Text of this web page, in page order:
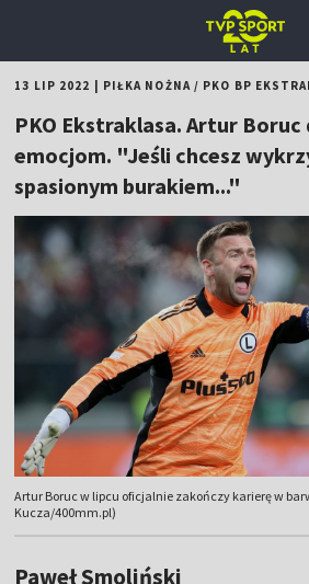
13 LIP 2022 PIŁKA NOŻNA/ PKO BP
PKO Ekstraklasa. Artur Boruc
emocjom. "Jeśli chcesz
spasionym burakiem..."
Artur Boruc w lipcu oficjalnie zakończy karierę w
Kucza/400mm.pl)
Paweł Smoliński